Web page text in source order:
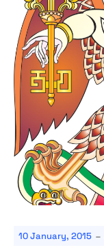
10 January, 2015 -